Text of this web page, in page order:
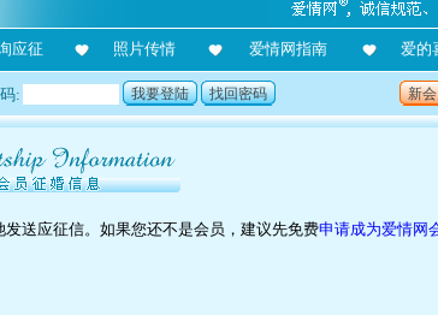
应征 照片传情 爱情网指南 爱的
: 我要登陆 找回密码 新
送应征信。如果您还不是会员，建议先免费申请成为爱情网